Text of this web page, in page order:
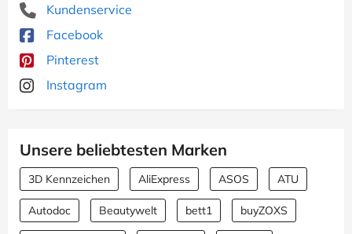
Kundenservice
Facebook
Pinterest
Instagram
Unsere beliebtesten Marken
3D Kennzeichen AliExpress ASOS ATU
Autodoc Beautywelt bett1 buyZOXS